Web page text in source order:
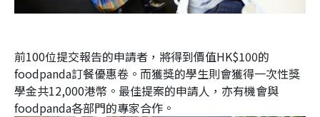
前100位提交報告的申請者，將得到價值HK$100的
foodpanda訂餐優惠卷。而獲獎的學生則會獲得一次性獎
學金共12,000港幣。最佳提案的申請人，亦有機會與
foodpanda各部門的專家合作。